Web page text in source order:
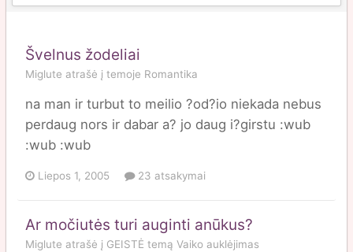
Švelnus žodeliai
Miglute atrašė į temoje Romantika
na man ir turbut to meilio ?od?io niekada nebus
perdaug nors ir dabar a? jo daug i?girstu :wub
:wub :wub
Liepos 1, 2005 23 atsakymai
Ar močiutės turi auginti anūkus?
Miglute atrašė į GEISTĖ temą Vaiko auklėjimas